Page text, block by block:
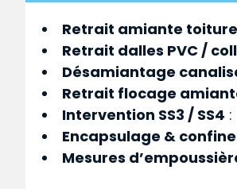
Retrait amiante toiture
Retrait dalles PVC /
Désamiantage
Retrait flocage
Intervention SS3 / SS4 :
Encapsulage &
Mesures